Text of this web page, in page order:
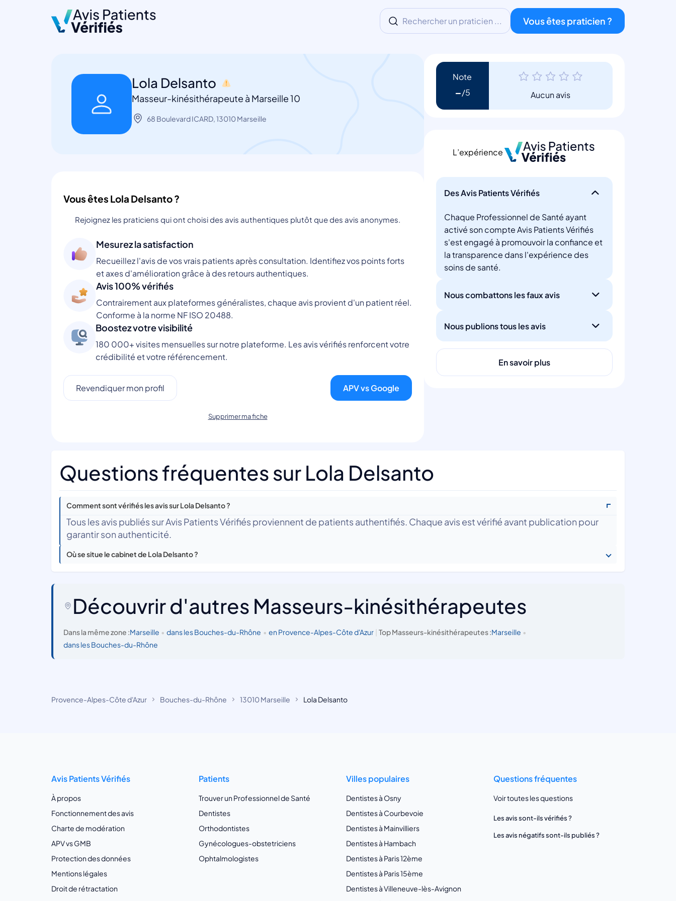
Rechercher un praticien ... Vous êtes praticien ?
Lola Delsanto
Masseur-kinésithérapeute à Marseille 10
68 Boulevard ICARD, 13010 Marseille
Vous êtes Lola Delsanto ?
Rejoignez les praticiens qui ont choisi des avis authentiques plutôt que des avis anonymes.
Mesurez la satisfaction
Recueillez l'avis de vos vrais patients après consultation. Identifiez vos points forts
et axes d'amélioration grâce à des retours authentiques.
Avis 100% vérifiés
Contrairement aux plateformes généralistes, chaque avis provient d'un patient réel.
Conforme à la norme NF ISO 20488.
Boostez votre visibilité
180 000+ visites mensuelles sur notre plateforme. Les avis vérifiés renforcent votre
crédibilité et votre référencement.
Revendiquer mon profil APV vs Google
Supprimer ma fiche
Note
- Aucun avis
L’expérience
Des Avis Patients Vérifiés
Chaque Professionnel de Santé ayant
activé son compte Avis Patients Vérifiés
s'est engagé à promouvoir la confiance et
la transparence dans l'expérience des
soins de santé.
Nous combattons les faux avis
Nous publions tous les avis
En savoir plus
Questions fréquentes sur Lola Delsanto
Comment sont vérifiés les avis sur Lola Delsanto ?
Tous les avis publiés sur Avis Patients Vérifiés proviennent de patients authentifiés. Chaque avis est vérifié avant publication pour
garantir son authenticité.
Où se situe le cabinet de Lola Delsanto ?
Découvrir d'autres Masseurs-kinésithérapeutes
Dans la même zone :Marseille • dans les Bouches-du-Rhône • en Provence-Alpes-Côte d'Azur | Top Masseurs-kinésithérapeutes :Marseille •
dans les Bouches-du-Rhône
Provence-Alpes-Côte d'Azur Bouches-du-Rhône 13010 Marseille Lola Delsanto
Avis Patients Vérifiés
À propos
Fonctionnement des avis
Charte de modération
APV vs GMB
Protection des données
Mentions légales
Droit de rétractation
Patients
Trouver un Professionnel de Santé
Dentistes
Orthodontistes
Gynécologues-obstetriciens
Ophtalmologistes
Villes populaires
Dentistes à Osny
Dentistes à Courbevoie
Dentistes à Mainvilliers
Dentistes à Hambach
Dentistes à Paris 12ème
Dentistes à Paris 15ème
Dentistes à Villeneuve-lès-Avignon
Questions fréquentes
Voir toutes les questions
Les avis sont-ils vérifiés ?
Les avis négatifs sont-ils publiés ?